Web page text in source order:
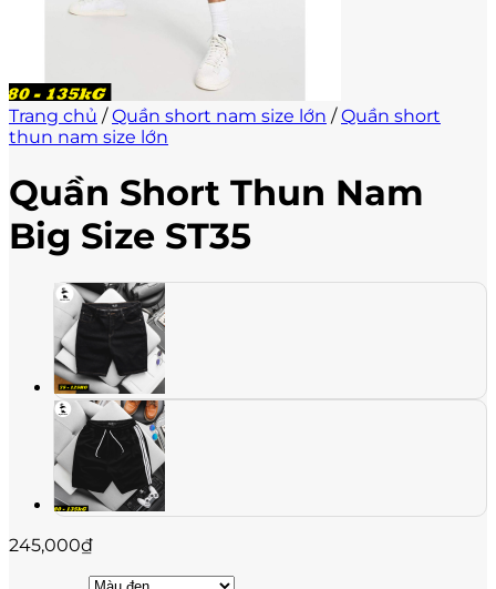
Trang chủ / Quần short nam size lớn / Quần short
thun nam size lớn
Quần Short Thun Nam
Big Size ST35
245,000₫